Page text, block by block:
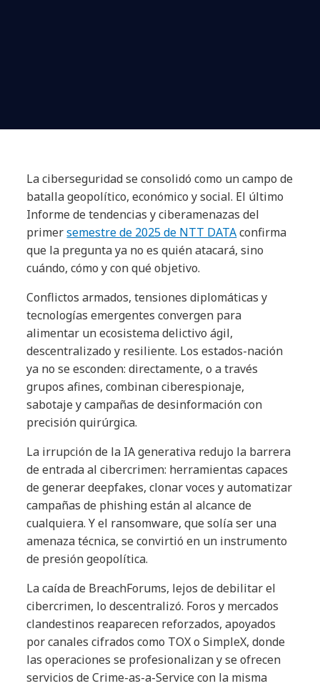
La ciberseguridad se consolidó como un campo de
batalla geopolítico, económico y social. El último
Informe de tendencias y ciberamenazas del
primersemestre de 2025 de NTT DATAconfirma
que la pregunta ya no es quién atacará, sino
cuándo, cómo y con qué objetivo.
Conflictos armados, tensiones diplomáticas y
tecnologías emergentes convergen para
alimentar un ecosistema delictivo ágil,
descentralizado y resiliente. Los estados-nación
ya no se esconden: directamente, o a través
grupos afines, combinan ciberespionaje,
sabotaje y campañas de desinformación con
precisión quirúrgica.
La irrupción de la IA generativa redujo la barrera
de entrada al cibercrimen: herramientas capaces
de generar deepfakes, clonar voces y automatizar
campañas de phishing están al alcance de
cualquiera. Y el ransomware, que solía ser una
amenaza técnica, se convirtió en un instrumento
de presión geopolítica.
La caída de BreachForums, lejos de debilitar el
cibercrimen, lo descentralizó. Foros y mercados
clandestinos reaparecen reforzados, apoyados
por canales cifrados como TOX o SimpleX, donde
las operaciones se profesionalizan y se ofrecen
servicios de Crime-as-a-Service con la misma